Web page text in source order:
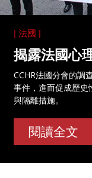
| 法國 |
揭露法國心
CCHR法國分會的調
事件，進而促成歷史
與隔離措施。
閱讀全文